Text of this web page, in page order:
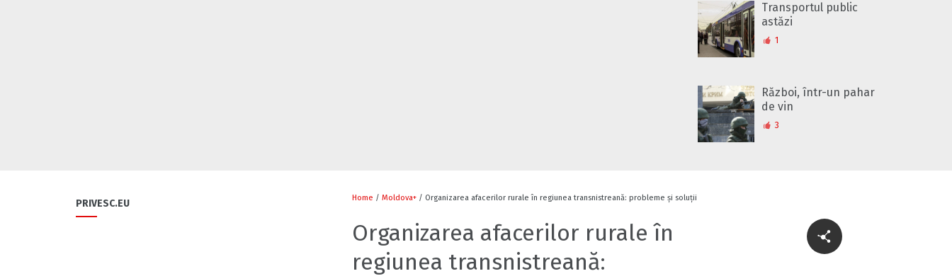
Transportul public
astăzi
1
Război, într-un pahar
de vin
3
PRIVESC.EU Home / Moldova+ / Organizarea afacerilor rurale în regiunea transnistreană: probleme și soluții
Organizarea afacerilor rurale în
regiunea transnistreană: